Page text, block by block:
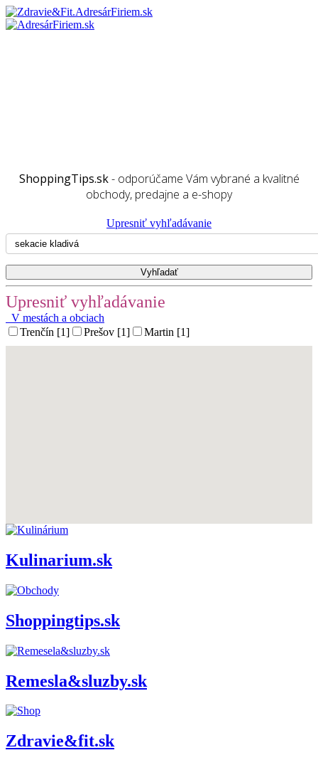
ShoppingTips.sk- odporúčame Vám vybrané a kvalitné
obchody, predajne a e-shopy
Upresniť vyhľadávanie
Upresniť vyhľadávanie
V mestách a obciach
Trenčín [1]
Prešov [1] Martin [1]
Kulinarium.sk
Shoppingtips.sk
Remesla&sluzby.sk
Zdravie&fit.sk